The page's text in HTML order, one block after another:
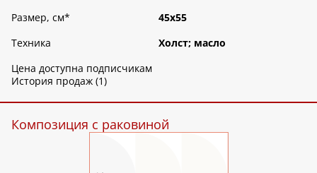
Размер, см*
45х55
Техника
Холст; масло
Цена доступна подписчикам
История продаж (1)
Композиция с раковиной